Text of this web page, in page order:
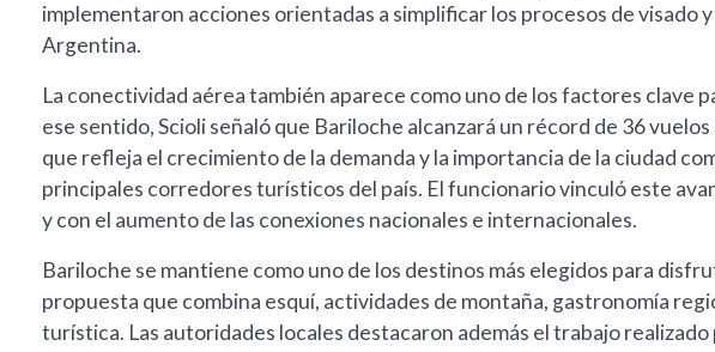
implementaron acciones orientadas a simplificar los procesos de visado
Argentina.
La conectividad aérea también aparece como uno de los factores clave
ese sentido, Scioli señaló que Bariloche alcanzará un récord de 36
que refleja el crecimiento de la demanda y la importancia de la ciudad
principales corredores turísticos del país. El funcionario vinculó este
y con el aumento de las conexiones nacionales e internacionales.
Bariloche se mantiene como uno de los destinos más elegidos para
propuesta que combina esquí, actividades de montaña, gastronomía
turística. Las autoridades locales destacaron además el trabajo realizado